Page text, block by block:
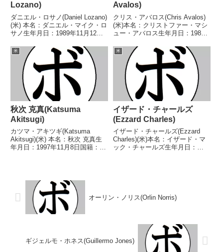
Lozano)
ダニエル・ロサノ(Daniel Lozano)
(米) 本名：ダニエル・マイク・ロ
サノ生年月日：1989年11月12日
(11KO)12敗1分 【獲得タイトル】
WBOラテンアメリカスーパーフ
ライ級暫定王座WBOラテンア...
Avalos)
クリス・アバロス(Chris Avalos)
(米)本名：クリストファー・マシ
ュー・アバロス生年月日：1989
27勝(20KO)8敗【獲得タイトル】
NABO北米バンタム級王座NABA
北米スーパーバンタム級王座...
米
秋次 克真(Katsuma
Akitsugi)
カツマ・アキツギ(Katsuma
Akitsugi)(米) 本名：秋次 克真生
年月日：1997年11月8日国籍：日
36、40-...
米
イザード・チャールズ
(Ezzard Charles)
イザード・チャールズ(Ezzard
Charles)(米)本名：イザード・マ
ック・チャールズ生年月日：
オーリン・ノリス(Orlin Norris)
ギジェルモ・ホネス(Guillermo Jones)